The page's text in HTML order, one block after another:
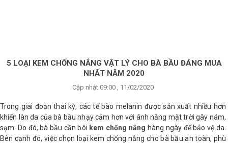
5 LOẠI KEM CHỐNG NẮNG VẬT LÝ CHO BÀ BẦU ĐÁNG MUA
NHẤT NĂM 2020
Cập nhật 09:00 , 11/02/2020
Trong giai đoạn thai kỳ, các tế bào melanin được sản xuất nhiều hơn
khiến làn da của bà bầu nhạy cảm hơn với ánh nắng mặt trời gây nám,
sạm. Do đó, bà bầu cần bôi kem chống nắng hàng ngày để bảo vệ da.
Bên cạnh đó, việc chọn loại kem chống nắng cho bà bầu an toàn, phù